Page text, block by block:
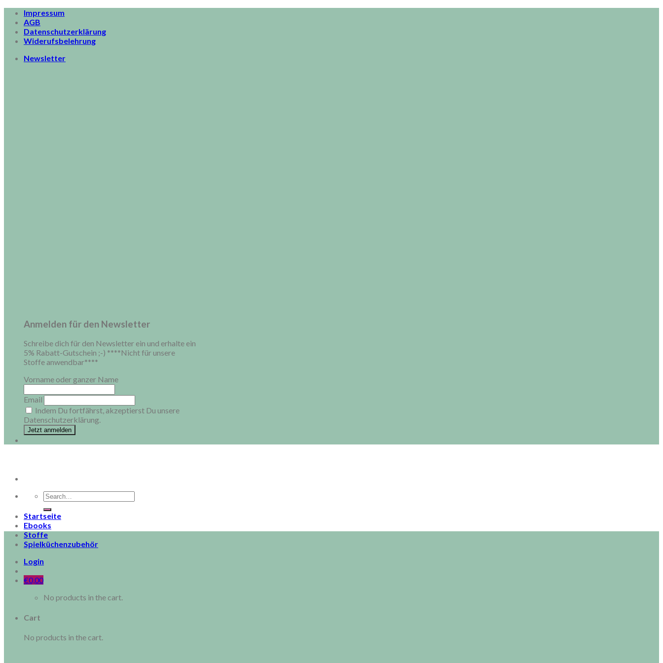
Skip
content
Impressum
AGB
Datenschutzerklärung
Widerufsbelehrung
Newsletter
Anmelden für den Newsletter
Schreibe dich für den Newsletter ein und erhalte ein
5% Rabatt-Gutschein ;-) ****Nicht für unsere
Stoffe anwendbar****
Vorname oder ganzer Name
Email
Indem Du fortfährst, akzeptierst Du unsere
Datenschutzerklärung.
Search
for:
Startseite
Ebooks
Stoffe
Spielküchenzubehör
Login
€0,00
No products in the cart.
Cart
No products in the cart.